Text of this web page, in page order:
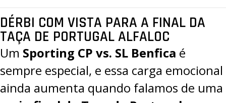
DÉRBI COM VISTA PARA A FINAL DA
TAÇA DE PORTUGAL ALFALOC
Um Sporting CP vs. SL Benfica é
sempre especial, e essa carga emocional
ainda aumenta quando falamos de uma